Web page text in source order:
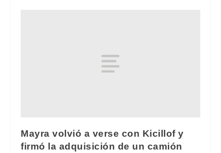
Mayra volvió a verse con Kicillof y
firmó la adquisición de un camión